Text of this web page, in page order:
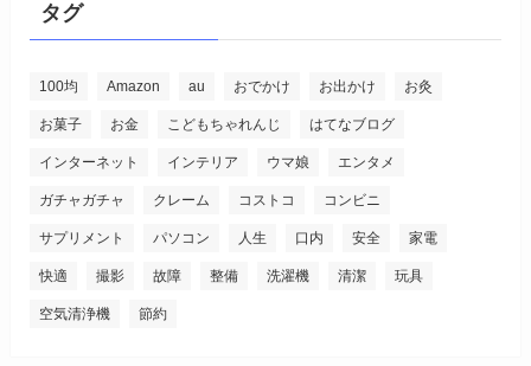
タグ
100均 Amazon au おでかけ お出かけ お灸
お菓子 お金 こどもちゃれんじ はてなブログ
インターネット インテリア ウマ娘 エンタメ
ガチャガチャ クレーム コストコ コンビニ
サプリメント パソコン 人生 口内 安全 家電
快適 撮影 故障 整備 洗濯機 清潔 玩具
空気清浄機 節約